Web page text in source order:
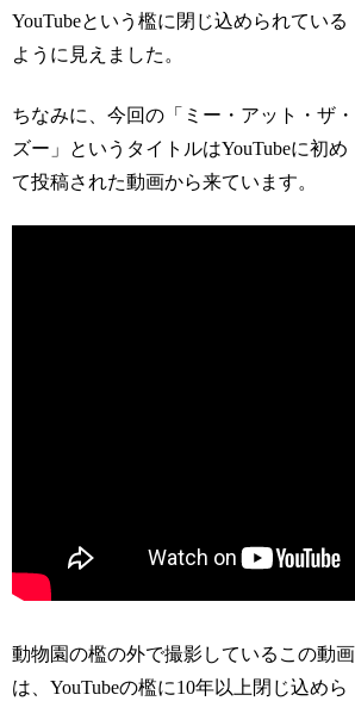
YouTubeという檻に閉じ込められている
ように見えました。
ちなみに、今回の 「ミー・アット・ザ・
ズー」
というタイトルはYouTubeに初め
て投稿された動画から来ています。
動物園の檻の外で撮影しているこの動画
は、YouTubeの檻に10年以上閉じ込めら